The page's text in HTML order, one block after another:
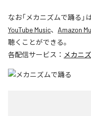
なお「メカニズムで踊る 」
YouTube Music、 Amazon
聴くことができる。
各配信サービス： メカニ